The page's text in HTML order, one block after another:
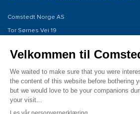
Comstedt Norge AS
Tor Sørnes Vei 19
Norway
KONTAKT OSS